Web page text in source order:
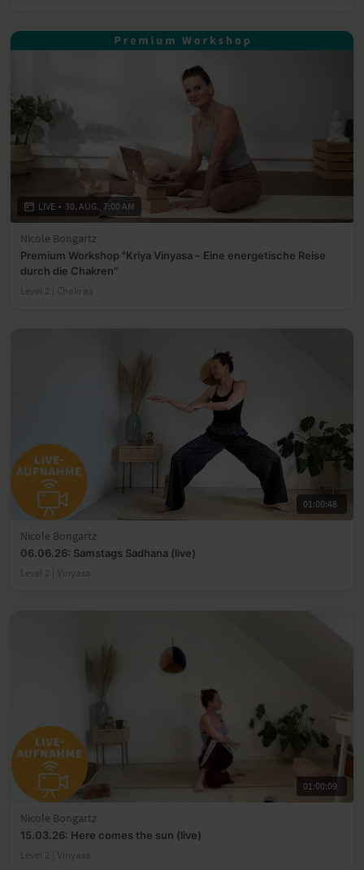
LIVE • 30. AUG., 7:00 AM
Nicole Bongartz
Premium Workshop "Kriya Vinyasa – Eine energetische Reise
durch die Chakren"
Level 2 | Chakras
01:00:48
Nicole Bongartz
06.06.26: Samstags Sadhana (live)
Level 2 | Vinyasa
01:00:09
Nicole Bongartz
15.03.26: Here comes the sun (live)
Level 2 | Vinyasa